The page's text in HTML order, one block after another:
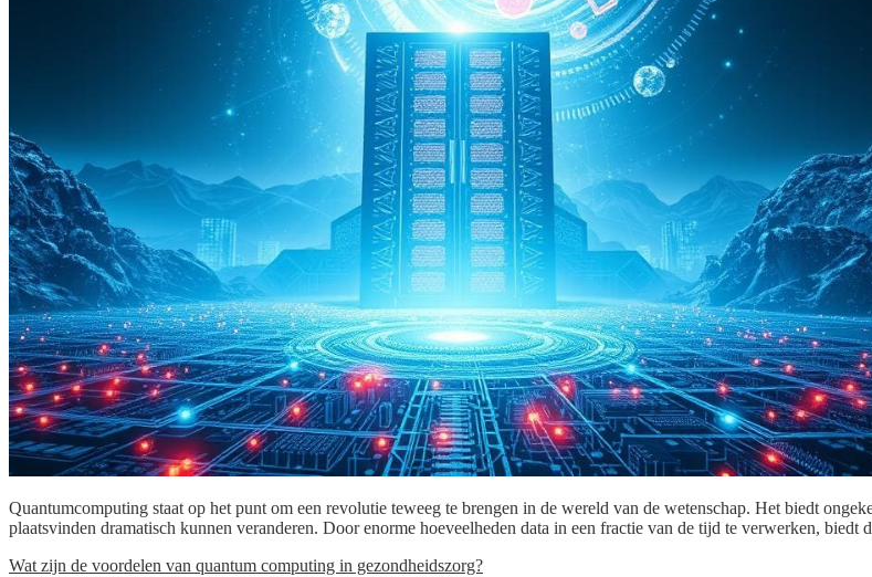
Quantumcomputing staat op het punt om een revolutie teweeg te brengen in de wereld van de wetenschap. Het biedt
plaatsvinden dramatisch kunnen veranderen. Door enorme hoeveelheden data in een fractie van de tijd te verwerken,
Wat zijn de voordelen van quantum computing in gezondheidszorg?